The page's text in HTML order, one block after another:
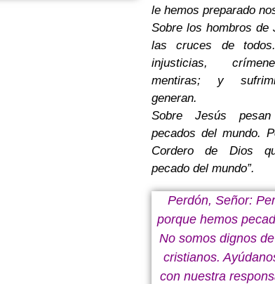
le hemos preparado
Sobre los hombros de
las cruces de
injusticias,
mentiras; y
generan.
Sobre Jesús
pecados del mundo.
Cordero de Dios
pecado del mundo”.
Perdón, Señor:
porque hemos
No somos dignos
cristianos.
con nuestra